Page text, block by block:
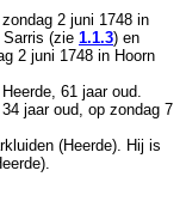
2 juni 1748 in
(zie 1.1.3) en
2 juni 1748 in Hoorn
Heerde , 61 jaar oud.
, 34 jaar oud, op zondag 7
(Heerde) . Hij is